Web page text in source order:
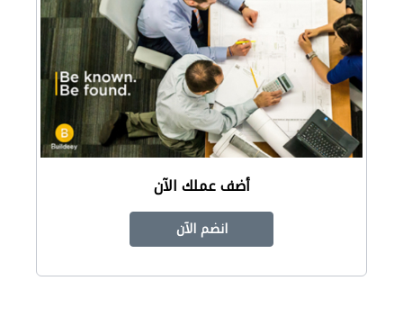
أضف عملك الآن
انضم الآن